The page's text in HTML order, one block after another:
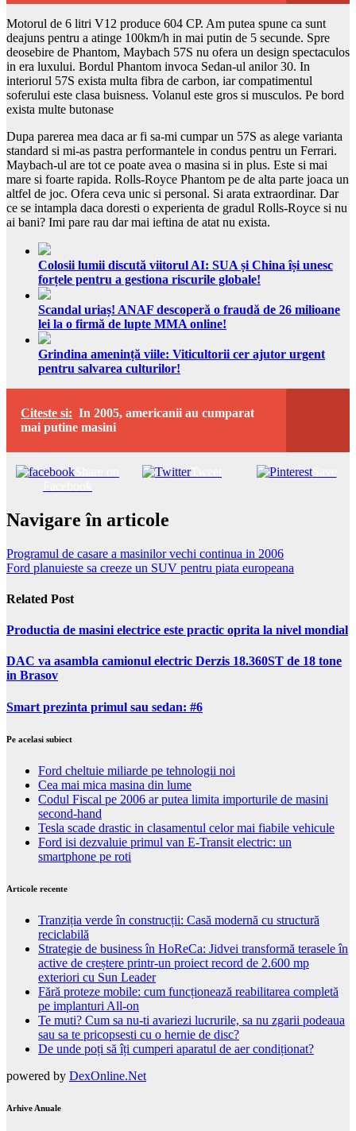
Motorul de 6 litri V12 produce 604 CP. Am putea spune ca sunt
deajuns pentru a atinge 100km/h in mai putin de 5 secunde. Spre
deosebire de Phantom, Maybach 57S nu ofera un design spectaculos
in era luxului. Bordul Phantom invoca Sedan-ul anilor 30. In
interiorul 57S exista multa fibra de carbon, iar compatimentul
soferului este clasa buisness. Volanul este gros si musculos. Pe bord
exista multe butonase
Dupa parerea mea daca ar fi sa-mi cumpar un 57S as alege varianta
standard si mi-as pastra performantele in condus pentru un Ferrari.
Maybach-ul are tot ce poate avea o masina si in plus. Este si mai
mare si foarte rapida. Rolls-Royce Phantom pe de alta parte joaca un
altfel de joc. Ofera ceva unic si personal. Si arata extraordinar. Dar
ce se intampla daca doresti o experienta de gradul Rolls-Royce si nu
ai bani? Imi pare rau dar mai ieftina de atat nu exista.
Colosii lumii discută viitorul AI: SUA și China își unesc
forțele pentru a gestiona riscurile globale!
Scandal uriaș! ANAF descoperă o fraudă de 26 milioane
lei la o firmă de lupte MMA online!
Grindina amenință viile: Viticultorii cer ajutor urgent
pentru salvarea culturilor!
Citeste si: In 2005, americanii au cumparat
mai putine masini
Tweet Save
Navigare în articole
Programul de casare a masinilor vechi continua in 2006
Ford planuieste sa creeze un SUV pentru piata europeana
Related Post
Productia de masini electrice este practic oprita la nivel mondial
DAC va asambla camionul electric Derzis 18.360ST de 18 tone
in Brasov
Smart prezinta primul sau sedan: #6
Pe acelasi subiect
Ford cheltuie miliarde pe tehnologii noi
Cea mai mica masina din lume
Codul Fiscal pe 2006 ar putea limita importurile de masini
second-hand
Tesla scade drastic in clasamentul celor mai fiabile vehicule
Ford isi dezvaluie primul van E-Transit electric: un
smartphone pe roti
Articole recente
Tranziția verde în construcții: Casă modernă cu structură
reciclabilă
Strategie de business în HoReCa: Jidvei transformă terasele în
active de creștere printr-un proiect record de 2.600 mp
exteriori cu Sun Leader
Fără proteze mobile: cum funcționează reabilitarea completă
pe implanturi All-on
Te muti? Cum sa nu-ti avariezi lucrurile, sa nu zgarii podeaua
sau sa te pricopsesti cu o hernie de disc?
De unde poți să îți cumperi aparatul de aer condiționat?
powered by DexOnline.Net
Arhive Anuale